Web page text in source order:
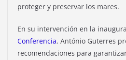
proteger y preservar los mares.
En su intervención en la
Conferencia, António Guterres
recomendaciones para